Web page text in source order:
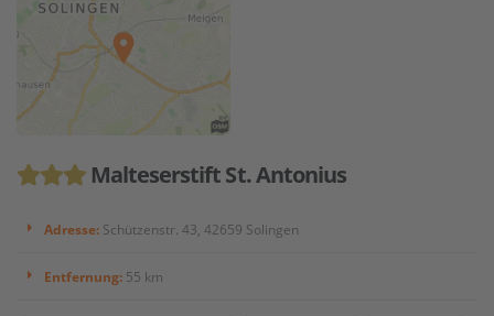
Malteserstift St. Antonius
Adresse: Schützenstr. 43, 42659 Solingen
Entfernung: 55 km